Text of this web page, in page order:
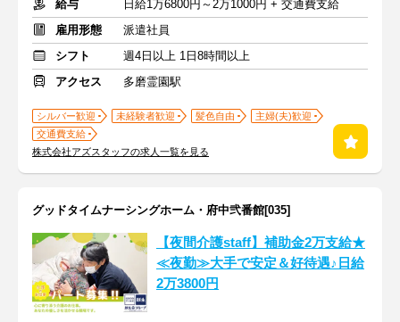
給与
日給1万6800円～2万1000円 + 交通費支給
雇用形態
派遣社員
シフト
週4日以上 1日8時間以上
アクセス
多磨霊園駅
シルバー歓迎 未経験者歓迎 髪色自由
主婦(夫)歓迎
交通費支給
株式会社アズスタッフの求人一覧を見る
グッドタイムナーシングホーム・府中弐番館[035]
【夜間介護staff】補助金2万支給★
≪夜勤≫大手で安定＆好待遇♪日給
2万3800円